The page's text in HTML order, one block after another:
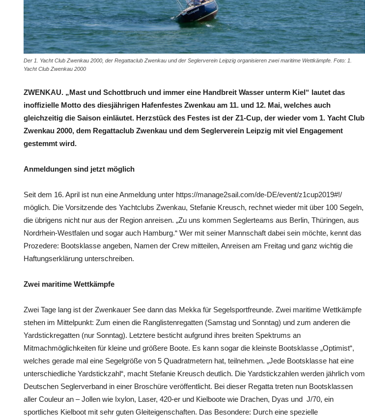
Der 1. Yacht Club Zwenkau 2000, der Regattaclub Zwenkau und der Seglerverein Leipzig organisieren zwei maritime Wettkämpfe. Foto: 1.
Yacht Club Zwenkau 2000
ZWENKAU. „Mast und Schottbruch und immer eine Handbreit Wasser unterm Kiel“ lautet das
inoffizielle Motto des diesjährigen Hafenfestes Zwenkau am 11. und 12. Mai, welches auch
gleichzeitig die Saison einläutet. Herzstück des Festes ist der Z1-Cup, der wieder vom 1. Yacht Club
Zwenkau 2000, dem Regattaclub Zwenkau und dem Seglerverein Leipzig mit viel Engagement
gestemmt wird.
Anmeldungen sind jetzt möglich
Seit dem 16. April ist nun eine Anmeldung unter https://manage2sail.com/de-DE/event/z1cup2019#!/
möglich. Die Vorsitzende des Yachtclubs Zwenkau, Stefanie Kreusch, rechnet wieder mit über 100 Segeln,
die übrigens nicht nur aus der Region anreisen. „Zu uns kommen Seglerteams aus Berlin, Thüringen, aus
Nordrhein-Westfalen und sogar auch Hamburg.“ Wer mit seiner Mannschaft dabei sein möchte, kennt das
Prozedere: Bootsklasse angeben, Namen der Crew mitteilen, Anreisen am Freitag und ganz wichtig die
Haftungserklärung unterschreiben.
Zwei maritime Wettkämpfe
Zwei Tage lang ist der Zwenkauer See dann das Mekka für Segelsportfreunde. Zwei maritime Wettkämpfe
stehen im Mittelpunkt: Zum einen die Ranglistenregatten (Samstag und Sonntag) und zum anderen die
Yardstickregatten (nur Sonntag). Letztere besticht aufgrund ihres breiten Spektrums an
Mitmachmöglichkeiten für kleine und größere Boote. Es kann sogar die kleinste Bootsklasse „Optimist“,
welches gerade mal eine Segelgröße von 5 Quadratmetern hat, teilnehmen. „Jede Bootsklasse hat eine
unterschiedliche Yardstickzahl“, macht Stefanie Kreusch deutlich. Die Yardstickzahlen werden jährlich vom
Deutschen Seglerverband in einer Broschüre veröffentlicht. Bei dieser Regatta treten nun Bootsklassen
aller Couleur an – Jollen wie Ixylon, Laser, 420-er und Kielboote wie Drachen, Dyas und J/70, ein
sportliches Kielboot mit sehr guten Gleiteigenschaften. Das Besondere: Durch eine spezielle